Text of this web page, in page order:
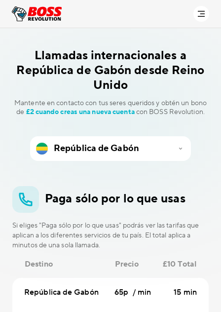
Llamadas internacionales a
República de Gabón desde Reino
Unido
Mantente en contacto con tus seres queridos y obtén un bono
de £2 cuando creas una nueva cuentacon BOSS Revolution.
Paga sólo por lo que usas
Si eliges "Paga sólo por lo que usas" podrás ver las tarifas que
aplican a los diferentes servicios de tu país. El total aplica a
minutos de una sola llamada.
Destino Precio £10 Total
República de Gabón 65p / min 15 min